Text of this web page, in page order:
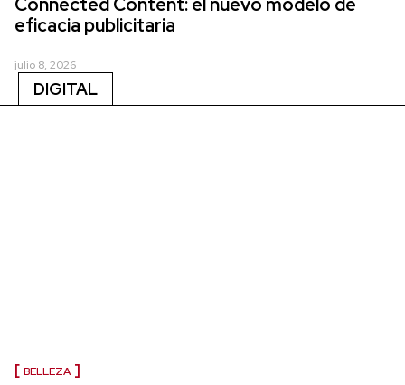
eficacia publicitaria
julio 8, 2026
DIGITAL
BELLEZA